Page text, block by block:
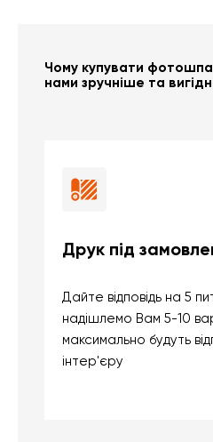
Чому купувати
нами зручніше та
Друк під
Дайте відповідь на 5
надішлемо Вам 5-10
максимально будуть
інтер'єру